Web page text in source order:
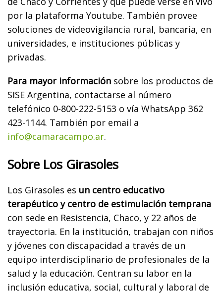
por la plataforma Youtube. También provee
soluciones de videovigilancia rural, bancaria, en
universidades, e instituciones públicas y
privadas.
Para mayor información sobre los productos de
SISE Argentina, contactarse al número
telefónico 0-800-222-5153 o vía WhatsApp 362
423-1144. También por email a
info@camaracampo.ar.
Sobre Los Girasoles
Los Girasoles es un centro educativo
terapéutico y centro de estimulación temprana
con sede en Resistencia, Chaco, y 22 años de
trayectoria. En la institución, trabajan con niños
y jóvenes con discapacidad a través de un
equipo interdisciplinario de profesionales de la
salud y la educación. Centran su labor en la
inclusión educativa, social, cultural y laboral de